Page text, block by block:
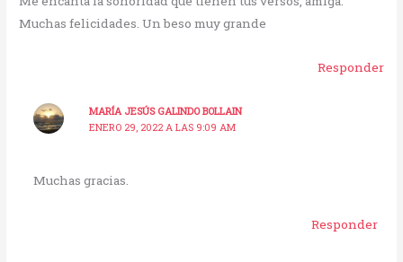
Muchas felicidades. Un beso muy grande
Responder
MARÍA JESÚS GALINDO BOLLAIN
ENERO 29, 2022 A LAS 9:09 AM
Muchas gracias.
Responder